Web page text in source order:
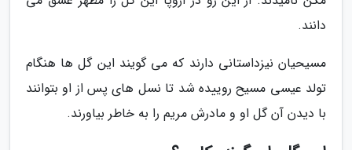
دانند.
مسیحیان نیزداستانی دارند که می گویند این گل ها هنگام
تولد عیسی مسیح روییده شد تا نسل های پس از او بتوانند
با دیدن آن گل او و مادرش مریم را به خاطر بیاورند.